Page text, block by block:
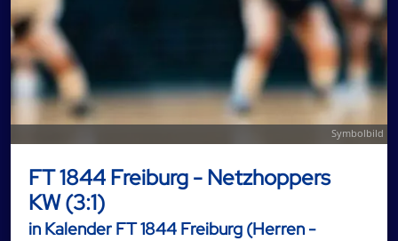
Symbolbild
FT 1844 Freiburg - Netzhoppers
KW (3:1)
in Kalender FT 1844 Freiburg (Herren -